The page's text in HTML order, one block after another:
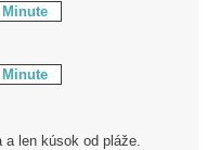
len kúsok od pláže.